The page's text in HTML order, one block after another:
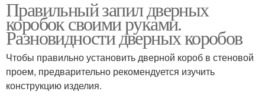
Правильный запил дверных
коробок своими руками.
Разновидности дверных коробов
Чтобы правильно установить дверной короб в стеновой
проем, предварительно рекомендуется изучить
конструкцию изделия.